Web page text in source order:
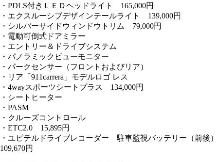
・PDLS付きＬＥＤヘッドライト 165,000円
・エクスルーシブデザインテールライト 139,000円
・シルバーサイドウィンドウトリム 79,000円
・電動可倒式ドアミラー
・エントリー＆ドライブシステム
・パノラミックビューモニター
・パークセンサー（フロントおよびリア）
・リア「911carrera」モデルロゴ レス
・4wayスポーツシートプラス 134,000円
・シートヒーター
・PASM
・クルーズコントロール
・ETC2.0 15,895円
・ユピテルドライブレコーダー 駐車監視バッテリー（前後）
109,670円